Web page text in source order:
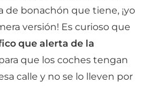
de bonachón que tiene, ¡yo
versión! Es curioso que
que alerta de la
que los coches tengan
calle y no se lo lleven por